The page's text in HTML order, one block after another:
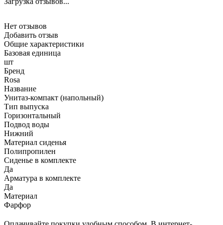
Нет отзывов
Добавить отзыв
Общие характеристики
Базовая единица
шт
Бренд
Rosa
Название
Унитаз-компакт (напольный)
Тип выпуска
Горизонтальный
Подвод воды
Нижний
Материал сиденья
Полипропилен
Сиденье в комплекте
Да
Арматура в комплекте
Да
Материал
Фарфор